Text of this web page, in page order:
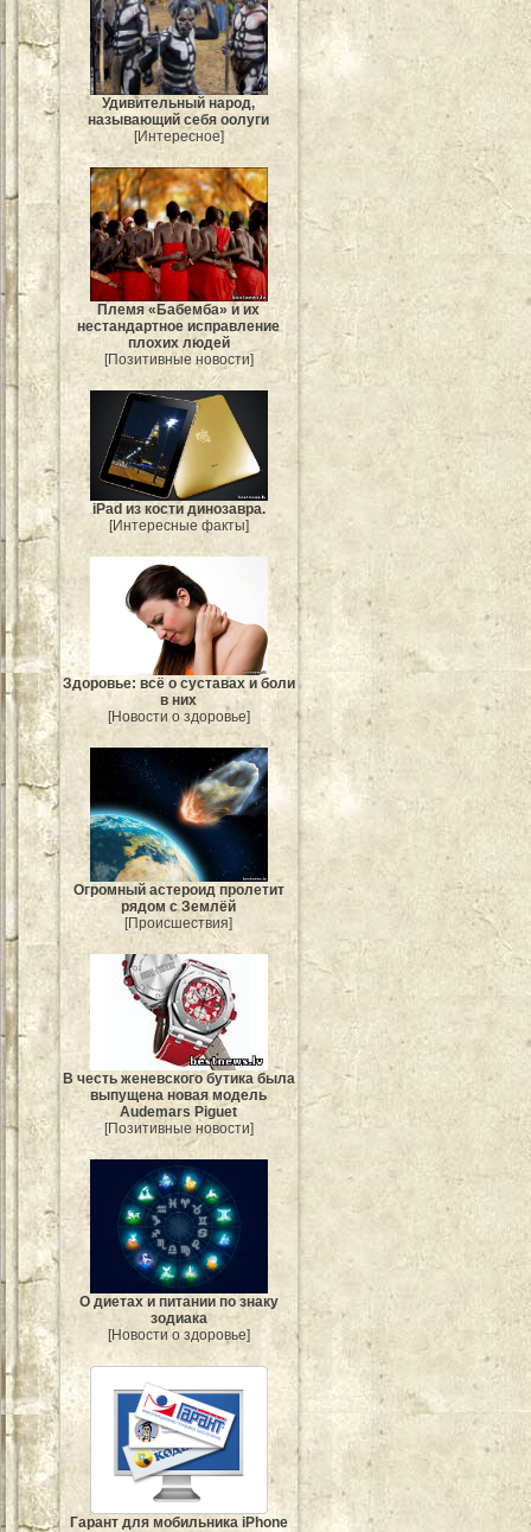
Удивительный народ,
называющий себя оолуги
[Интересное]
Племя «Бабемба» и их
нестандартное исправление
плохих людей
[Позитивные новости]
iPad из кости динозавра.
[Интересные факты]
Здоровье: всё о суставах и боли
в них
[Новости о здоровье]
Огромный астероид пролетит
рядом с Землёй
[Происшествия]
В честь женевского бутика была
выпущена новая модель
Audemars Piguet
[Позитивные новости]
О диетах и питании по знаку
зодиака
[Новости о здоровье]
Гарант для мобильника iPhone